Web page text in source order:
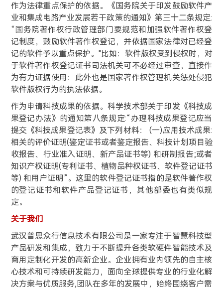
作为法律重点保护的依据。《国务院关于印发鼓励软件产
业和集成电路产业发展若干政策的通知》第三十二条规定:
“国务院著作权行政管理部门要规范和加强软件著作权登
记制度，鼓励软件著作权登记，并依据国家法律对已经登
记的软件予以重点保护。"比如：软件版权受到侵权时，对
于软件著作权登记证书司法机关可不必经过审查，直接作
为有力证据使用：此外也是国家著作权管理机关惩处侵犯
软件版权行为的执法依据。
作为申请科技成果的依据。科学技术部关于印发《科技成
果登记办法》的通知第八条规定:“办理科技成果登记应当
提交《科技成果登记表》及下列材料： (一)应用技术成果:
相关的评价证明(鉴定证书或者鉴定报告、科技计划项目验
收报告、行业准入证明、新产品证书等) 和研制报告;或者
知识产权证明(专利证书、植物品种权证书、软件登记证书
等) 和用户证明”。这里的软件登记证书指的是软件著作权
的登记证书和软件产品登记证书，其他部委也有类似规
定。
关于我们
武汉普思众行信息技术有限公司是一家专注于智慧科技型
产品研发和集成，致力于不断提升各类软硬件智能技术及
商用定制化开发的高新企业。企业拥有业内领先的自主核
心技术和可持续研发能力，面向全球提供专业的行业化解
决方案与优质服务,团队在多年的发展中，始终围绕客户需